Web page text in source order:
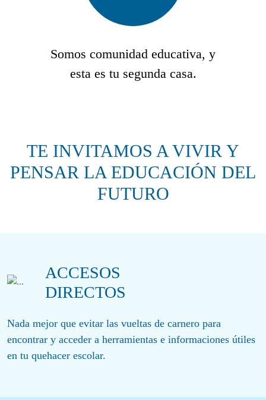
Somos comunidad educativa, y
esta es tu segunda casa.
TE INVITAMOS A VIVIR Y
PENSAR LA EDUCACIÓN DEL
FUTURO
ACCESOS
DIRECTOS
Nada mejor que evitar las vueltas de carnero para
encontrar y acceder a herramientas e informaciones útiles
en tu quehacer escolar.